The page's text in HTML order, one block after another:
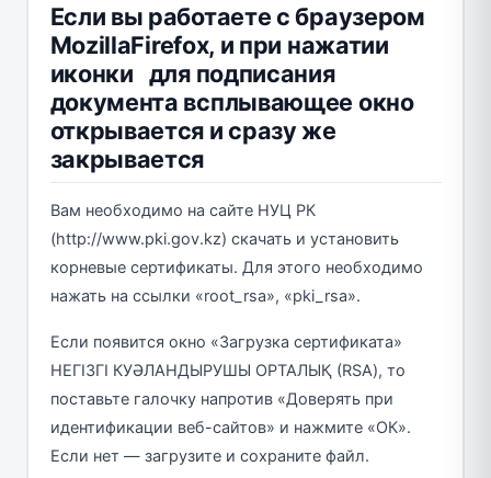
Если вы работаете с браузером
MozillaFirefox, и при нажатии
иконки для подписания
документа всплывающее окно
открывается и сразу же
закрывается
Вам необходимо на сайте НУЦ РК
(http://www.pki.gov.kz) скачать и установить
корневые сертификаты. Для этого необходимо
нажать на ссылки «root_rsa», «pki_rsa».
Если появится окно «Загрузка сертификата»
НЕГІЗГІ КУӘЛАНДЫРУШЫ ОРТАЛЫҚ (RSA), то
поставьте галочку напротив «Доверять при
идентификации веб-сайтов» и нажмите «ОК».
Если нет — загрузите и сохраните файл.